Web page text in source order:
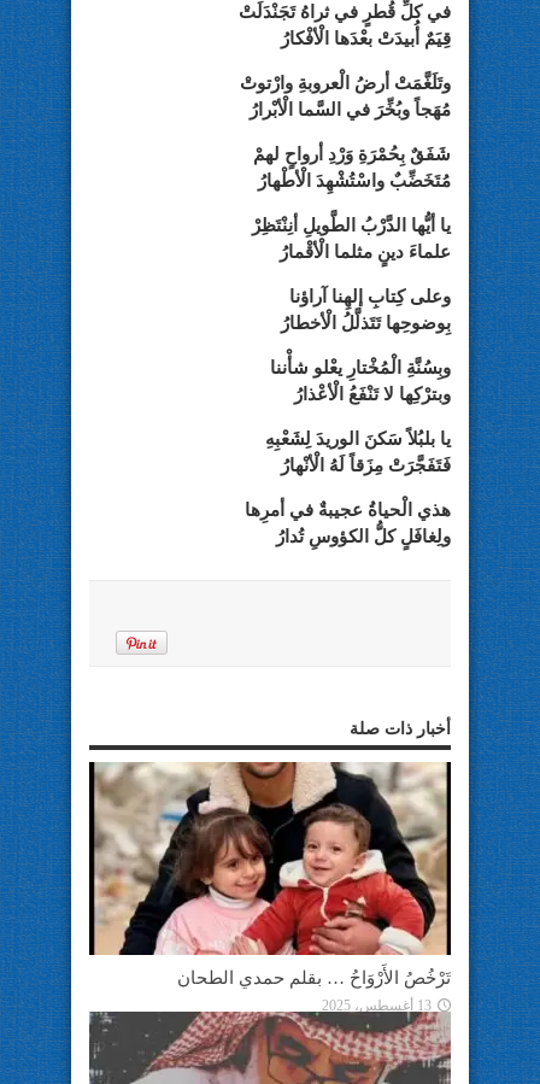
في كلِّ قُطرٍ في ثراهُ تَجَنْدَلَتْ
قِيَمٌ أُبيدَتْ بعْدَها الْأفْكارُ
وتَلَغَّمَتْ أرضُ الْعروبةِ وارْتوتْ
مُهَجاً وبُخِّرَ في السَّما الْأبْرارُ
شَفَقٌ بِحُمْرَةِ وَرْدِ أرواحٍ لهمْ
مُتَخَضِّبٌ واسْتُشْهِدَ الْأطْهارُ
يا أيُّها الدَّرْبُ الطَّويلِ أنِنْتَظِرْ
علماءَ دينٍ مثلما الْأقْمارُ
وعلى كِتابِ إلهِنا آراؤنا
بِوضوحِها تَتَذلَّلُ الْأخطارُ
وبِسُنَّةِ الْمُخْتارِ يعْلو شأْننا
وبترْكِها لا تَنْفَعُ الْأعْذارُ
يا بلبُلاً سَكنَ الوريدَ لِشَعْبِهِ
فَتَفَجَّرَتْ مِزَقاً لَهُ الْأنْهارُ
هذي الْحياةُ عجيبةٌ في أمرِها
ولِغافَلٍ كلُّ الكؤوسِ تُدارُ
أخبار ذات صلة
تَرْخُصُ الأَرْوَاحُ … بقلم حمدي الطحان
13 أغسطس، 2025